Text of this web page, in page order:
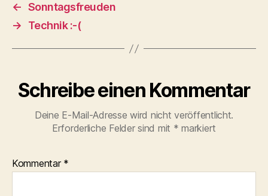
← Sonntagsfreuden
→
Technik :-(
Schreibe einen Kommentar
Deine E-Mail-Adresse wird nicht veröffentlicht.
Erforderliche Felder sind mit * markiert
Kommentar *